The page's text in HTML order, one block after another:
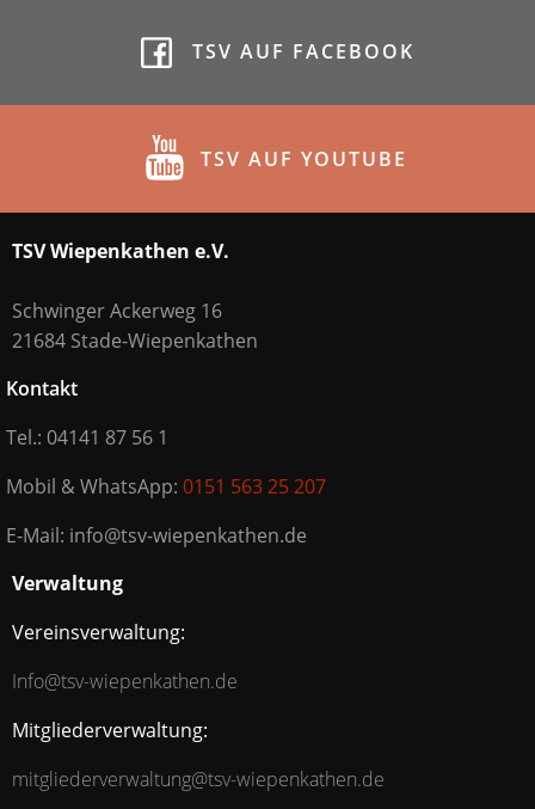
TSV AUF FACEBOOK
TSV AUF YOUTUBE
TSV Wiepenkathen e.V.
Schwinger Ackerweg 16
21684 Stade-Wiepenkathen
Kontakt
Tel.: 04141 87 56 1
Mobil & WhatsApp: 0151 563 25 207
E-Mail: info@tsv-wiepenkathen.de
Verwaltung
Vereinsverwaltung:
Info@tsv-wiepenkathen.de
Mitgliederverwaltung:
mitgliederverwaltung@tsv-wiepenkathen.de